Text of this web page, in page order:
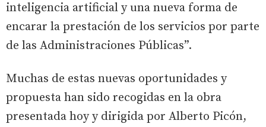
inteligencia artificial y una nueva forma de
encarar la prestación de los servicios por parte
de las Administraciones Públicas”.
Muchas de estas nuevas oportunidades y
propuesta han sido recogidas en la obra
presentada hoy y dirigida por Alberto Picón,